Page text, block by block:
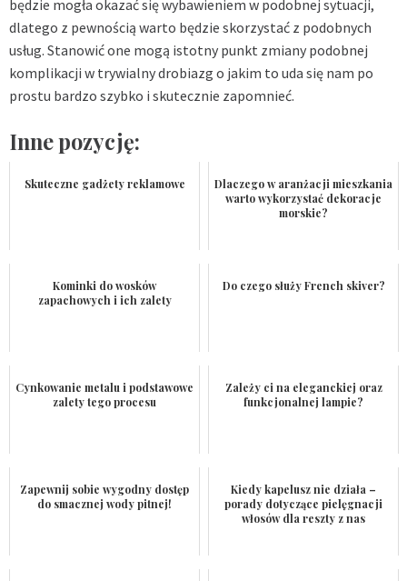
będzie mogła okazać się wybawieniem w podobnej sytuacji,
dlatego z pewnością warto będzie skorzystać z podobnych
usług. Stanowić one mogą istotny punkt zmiany podobnej
komplikacji w trywialny drobiazg o jakim to uda się nam po
prostu bardzo szybko i skutecznie zapomnieć.
Inne pozycję:
Skuteczne gadżety reklamowe
Dlaczego w aranżacji mieszkania
warto wykorzystać dekoracje
morskie?
Kominki do wosków
zapachowych i ich zalety
Do czego służy French skiver?
Cynkowanie metalu i podstawowe
zalety tego procesu
Zależy ci na eleganckiej oraz
funkcjonalnej lampie?
Zapewnij sobie wygodny dostęp
do smacznej wody pitnej!
Kiedy kapelusz nie działa –
porady dotyczące pielęgnacji
włosów dla reszty z nas